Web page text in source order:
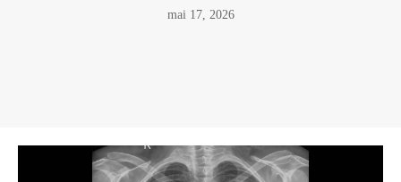
mai 17, 2026